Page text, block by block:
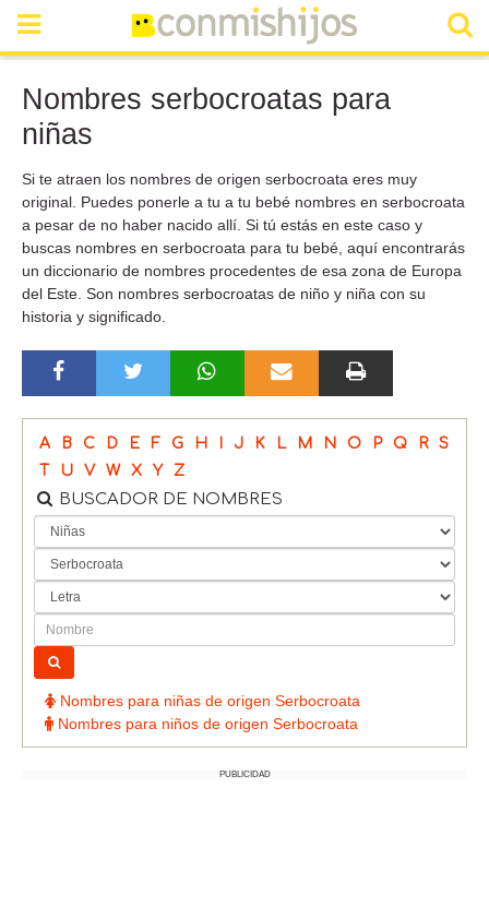
Nombres serbocroatas para
niñas
Si te atraen los nombres de origen serbocroata eres muy
original. Puedes ponerle a tu a tu bebé nombres en serbocroata
a pesar de no haber nacido allí. Si tú estás en este caso y
buscas nombres en serbocroata para tu bebé, aquí encontrarás
un diccionario de nombres procedentes de esa zona de Europa
del Este. Son nombres serbocroatas de niño y niña con su
historia y significado.
A B C D E F G H I J K L M N O P Q R
S
T
U V W X Y Z
BUSCADOR DE NOMBRES
Nombres para niñas de origen Serbocroata
Nombres para niños de origen Serbocroata
PUBLICIDAD